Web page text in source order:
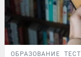
ОБРАЗОВАНИЕ ТЕСТ